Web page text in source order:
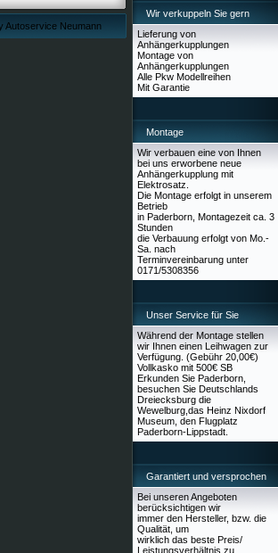
Autoservice Neumann
Wir verkuppeln Sie gern
Lieferung von
Anhängerkupplungen
Montage von
Anhängerkupplungen
Alle Pkw Modellreihen
Mit Garantie
Montage
Wir verbauen eine von Ihnen
bei uns erworbene neue
Anhängerkupplung mit
Elektrosatz.
Die Montage erfolgt in unserem
Betrieb
in Paderborn, Montagezeit ca. 3
Stunden
die Verbauung erfolgt von Mo.-
Sa. nach
Terminvereinbarung unter
0171/5308356
Unser Service für Sie
Während der Montage stellen
wir Ihnen einen Leihwagen zur
Verfügung. (Gebühr 20,00€)
Vollkasko mit 500€ SB
Erkunden Sie Paderborn,
besuchen Sie Deutschlands
Dreiecksburg die
Wewelburg,das Heinz Nixdorf
Museum, den Flugplatz
Paderborn-Lippstadt.
Garantiert und versprochen
Bei unseren Angeboten
berücksichtigen wir
immer den Hersteller, bzw. die
Qualität, um
wirklich das beste Preis/
Leistungsverhältnis zu